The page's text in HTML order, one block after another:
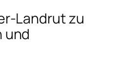
Landrut zu
und